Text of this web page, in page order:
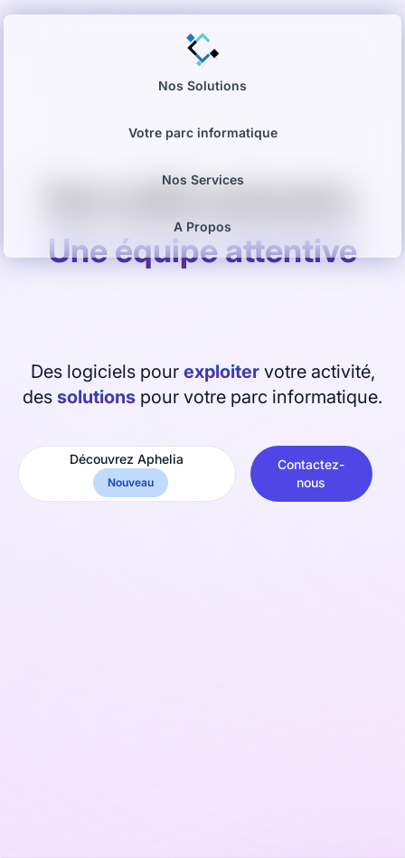
Nos Solutions
Votre parc informatique
Nos Services
A Propos
Une équipe attentive
Des logiciels pour exploitervotre activité,
des solutions pour votre parc informatique.
Nouveau
Contactez-
nous